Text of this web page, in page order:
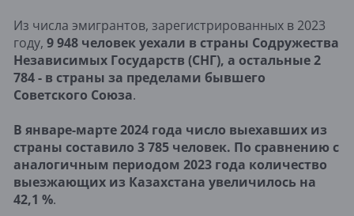
Из числа эмигрантов, зарегистрированных в 2023
году, 9 948 человек уехали в страны Содружества
Независимых Государств (СНГ), а остальные 2
784 - в страны за пределами бывшего
Советского Союза.
В январе-марте 2024 года число выехавших из
страны составило 3 785 человек. По сравнению с
аналогичным периодом 2023 года количество
выезжающих из Казахстана увеличилось на
42,1 %.